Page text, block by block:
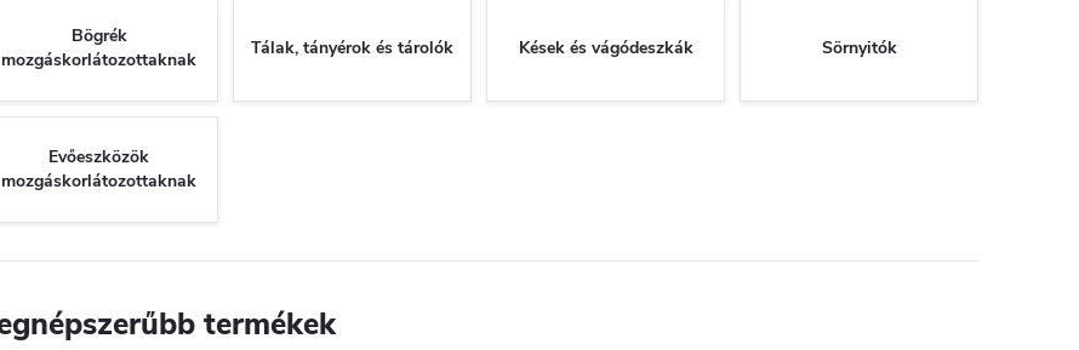
Bögrék
mozgáskorlátozottaknak
Tálak, tányérok és tárolók Kések és vágódeszkák Sörnyitók
Evőeszközök
mozgáskorlátozottaknak
termékek